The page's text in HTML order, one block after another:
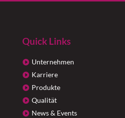
Quick Links
Unternehmen
Karriere
Produkte
Qualität
News & Events